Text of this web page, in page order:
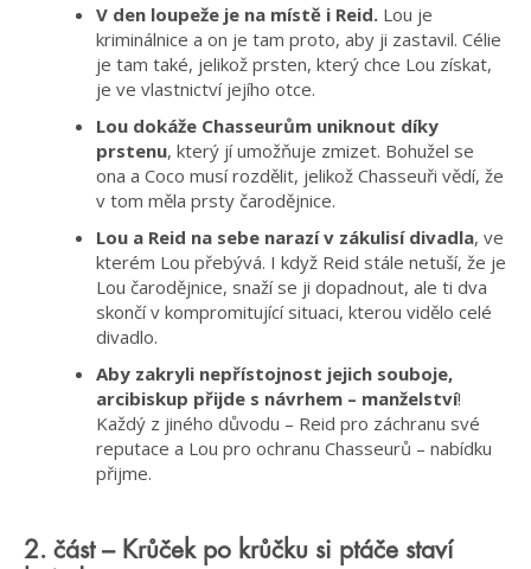
V den loupeže je na místě i Reid. Lou je
kriminálnice a on je tam proto, aby ji zastavil. Célie
je tam také, jelikož prsten, který chce Lou získat,
je ve vlastnictví jejího otce.
Lou dokáže Chasseurům uniknout díky
prstenu, který jí umožňuje zmizet. Bohužel se
ona a Coco musí rozdělit, jelikož Chasseuři vědí, že
v tom měla prsty čarodějnice.
Lou a Reid na sebe narazí v zákulisí divadla, ve
kterém Lou přebývá. I když Reid stále netuší, že je
Lou čarodějnice, snaží se ji dopadnout, ale ti dva
skončí v kompromitující situaci, kterou vidělo celé
divadlo.
Aby zakryli nepřístojnost jejich souboje,
arcibiskup přijde s návrhem – manželství!
Každý z jiného důvodu – Reid pro záchranu své
reputace a Lou pro ochranu Chasseurů – nabídku
přijme.
2. část – Krůček po krůčku si ptáče staví